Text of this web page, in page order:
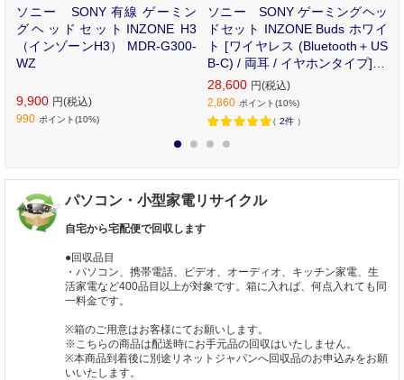
ソニー SONY 有線 ゲーミン
グヘッドセットINZONE H3
（インゾーンH3） MDR-G300-
WZ
9,900 円(税込)
990 ポイント(10%)
ソニー SONY ゲーミングヘッ
ドセット INZONE Buds ホワイ
ト [ワイヤレス (Bluetooth＋US
B-C) / 両耳 / イヤホンタイプ] W
F-G700N/WZ
28,600 円(税込)
2,860 ポイント(10%)
（ 2件 ）
パソコン・小型家電リサイクル
自宅から宅配便で回収します
●回収品目
・パソコン、携帯電話、ビデオ、オーディオ、キッチン家電、生
活家電など400品目以上が対象です。箱に入れば、何点入れても同
一料金です。
※箱のご用意はお客様にてお願いします。
※こちらの商品は配送時にお手元品の回収はいたしません。
※本商品到着後に別途リネットジャパンへ回収品のお申込みをお願
いいたします。